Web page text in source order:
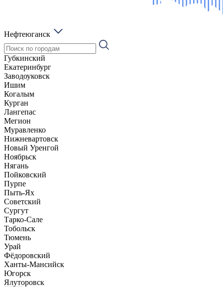
Нефтеюганск
Губкинский
Екатеринбург
Заводоуковск
Ишим
Когалым
Курган
Лангепас
Мегион
Муравленко
Нижневартовск
Новый Уренгой
Ноябрьск
Нягань
Пойковский
Пурпе
Пыть-Ях
Советский
Сургут
Тарко-Сале
Тобольск
Тюмень
Урай
Фёдоровский
Ханты-Мансийск
Югорск
Ялуторовск